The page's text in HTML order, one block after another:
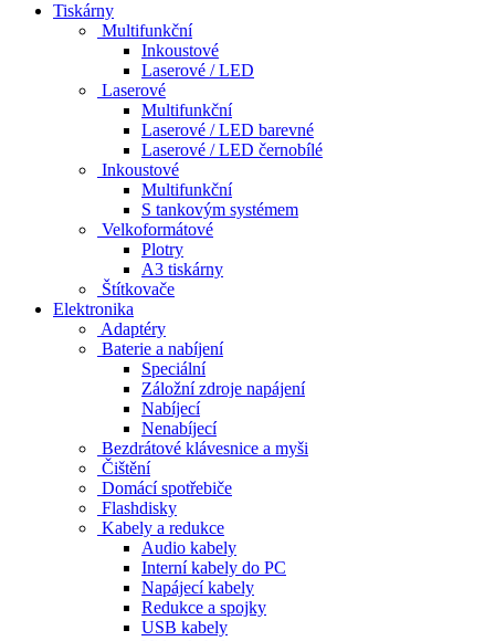
Tiskárny
Multifunkční
Inkoustové
Laserové / LED
Laserové
Multifunkční
Laserové / LED barevné
Laserové / LED černobílé
Inkoustové
Multifunkční
S tankovým systémem
Velkoformátové
Plotry
A3 tiskárny
Štítkovače
Elektronika
Adaptéry
Baterie a nabíjení
Speciální
Záložní zdroje napájení
Nabíjecí
Nenabíjecí
Bezdrátové klávesnice a myši
Čištění
Domácí spotřebiče
Flashdisky
Kabely a redukce
Audio kabely
Interní kabely do PC
Napájecí kabely
Redukce a spojky
USB kabely